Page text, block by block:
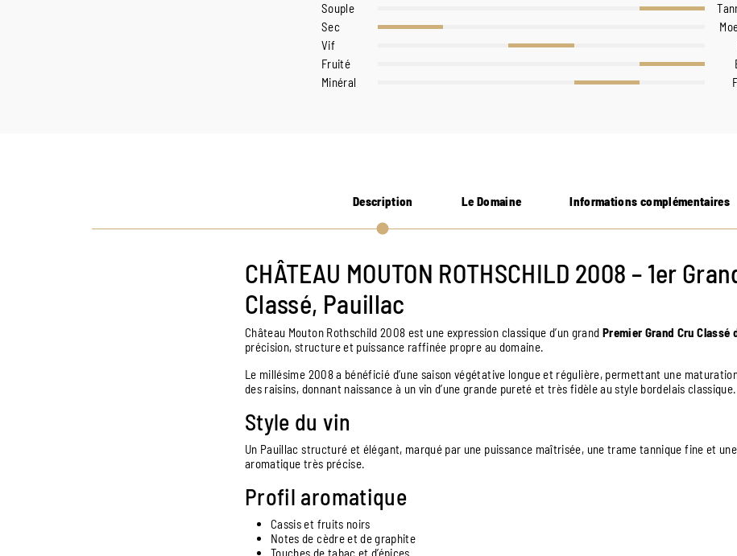
Souple
Sec
Vif
Fruité
Minéral
Description Le Domaine Informations complémentaires
CHÂTEAU MOUTON ROTHSCHILD 2008 – 1er
Classé, Pauillac
Château Mouton Rothschild 2008 est une expression classique d’un grand Premier Grand Cru Classé
précision, structure et puissance raffinée propre au domaine.
Le millésime 2008 a bénéficié d’une saison végétative longue et régulière, permettant une
des raisins, donnant naissance à un vin d’une grande pureté et très fidèle au style bordelais classique.
Style du vin
Un Pauillac structuré et élégant, marqué par une puissance maîtrisée, une trame tannique fine et
aromatique très précise.
Profil aromatique
Cassis et fruits noirs
Notes de cèdre et de graphite
Touches de tabac et d’épices